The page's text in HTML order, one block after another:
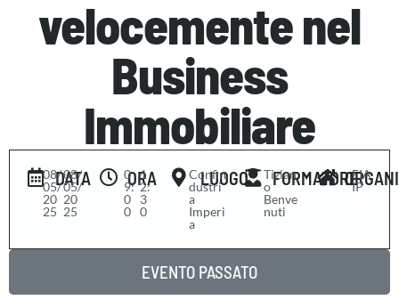
velocemente nel
Business
Immobiliare
DATA
08/
05/
20
25
-08/
05/
20
25
ORA
0
9:
0
0
-1
2:
3
0
LUOGO
Confin
dustri
a
Imperi
a
FORMATORE
Tizian
o
Benve
nuti
FIA
IP
EVENTO PASSATO